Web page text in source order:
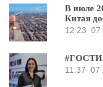
В июле
Китая
12:23 07
11:37 07